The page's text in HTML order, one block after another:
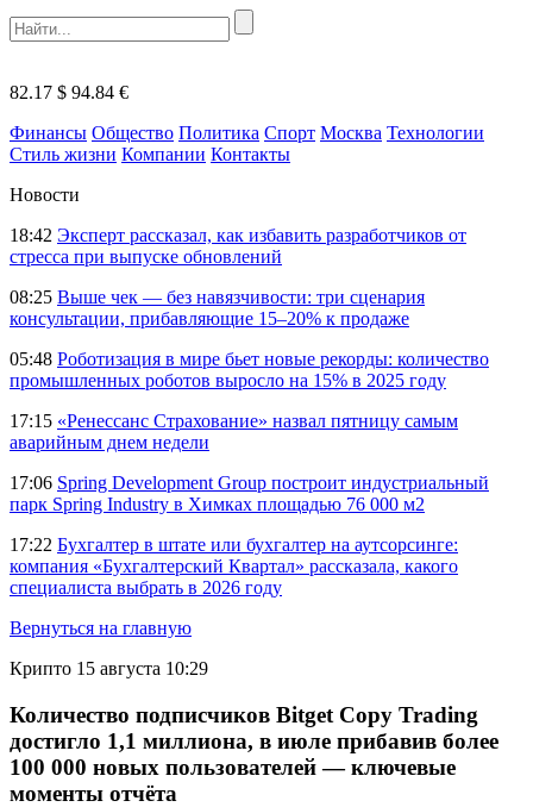
82.17 $ 94.84 €
Финансы Общество Политика Спорт Москва Технологии
Стиль жизни Компании Контакты
Новости
18:42 Эксперт рассказал, как избавить разработчиков от
стресса при выпуске обновлений
08:25 Выше чек — без навязчивости: три сценария
консультации, прибавляющие 15–20% к продаже
05:48 Роботизация в мире бьет новые рекорды: количество
промышленных роботов выросло на 15% в 2025 году
17:15 «Ренессанс Страхование» назвал пятницу самым
аварийным днем недели
17:06 Spring Development Group построит индустриальный
парк Spring Industry в Химках площадью 76 000 м2
17:22 Бухгалтер в штате или бухгалтер на аутсорсинге:
компания «Бухгалтерский Квартал» рассказала, какого
специалиста выбрать в 2026 году
Вернуться на главную
Крипто 15 августа 10:29
Количество подписчиков Bitget Copy Trading
достигло 1,1 миллиона, в июле прибавив более
100 000 новых пользователей — ключевые
моменты отчёта